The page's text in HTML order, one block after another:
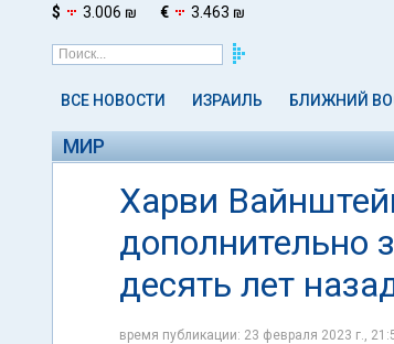
$ 3.006 ₪ € 3.463 ₪
ВСЕ НОВОСТИ ИЗРАИЛЬ БЛИЖНИЙ
МИР
Харви
дополнительно
десять лет
время публикации: 23 февраля 2023 г.,